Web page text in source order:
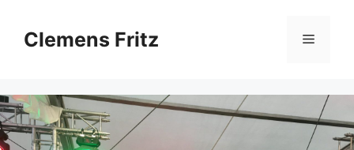
Inhalt
springen
Clemens Fritz Menü